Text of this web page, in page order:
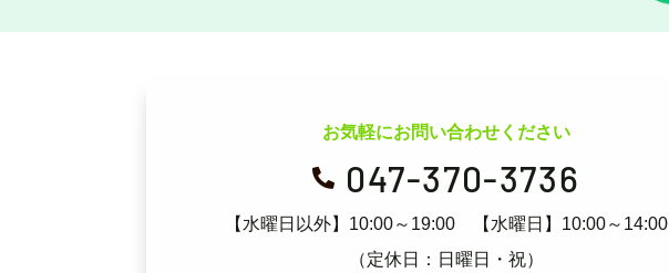
お気軽にお問い合わせください
 047-370-3736
【水曜日以外】10:00～19:00
【水曜日】10:00～14:00
（定休日：日曜日・祝）